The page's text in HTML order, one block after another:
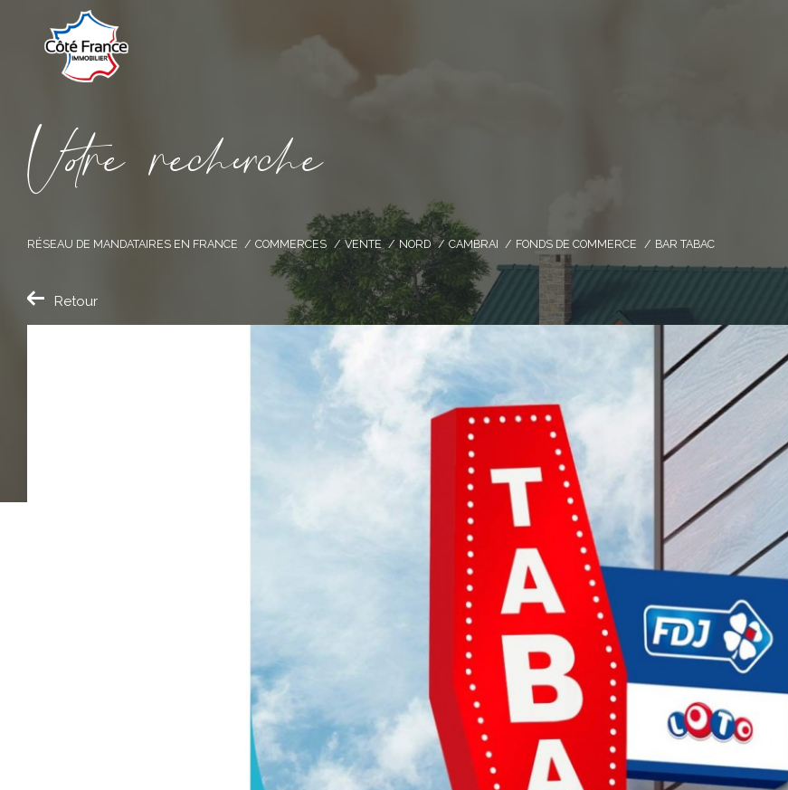
Vore recece
RÉSEAU DE MANDATAIRES EN FRANCE COMMERCES VENTE NORD CAMBRAI FONDS DE COMMERCE BAR TABAC
Retour